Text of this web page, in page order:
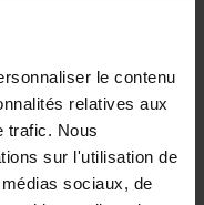
le contenu
relatives aux
trafic. Nous
sur l'utilisation de
sociaux, de
= Building
De Feyter
Carolien Boom
2025 200